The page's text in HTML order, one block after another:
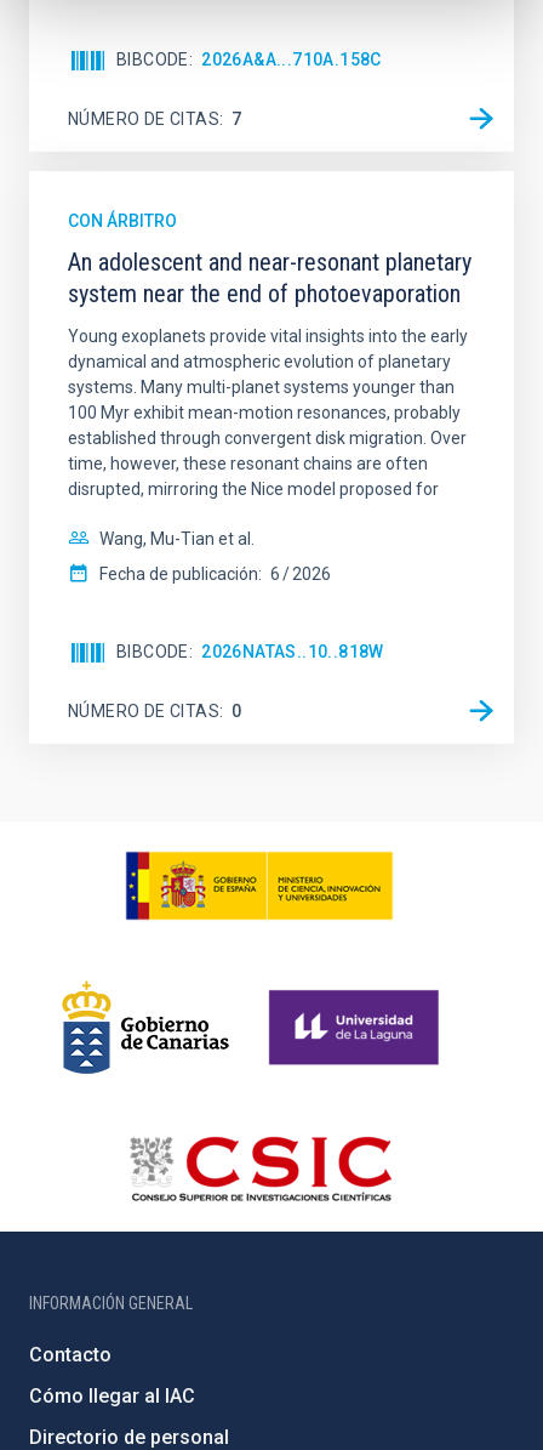
BIBCODE 2026A&A...710A.158C
NÚMERO DE CITAS 7
CON ÁRBITRO
An adolescent and near-resonant planetary
system near the end of photoevaporation
Young exoplanets provide vital insights into the early
dynamical and atmospheric evolution of planetary
systems. Many multi-planet systems younger than
100 Myr exhibit mean-motion resonances, probably
established through convergent disk migration. Over
time, however, these resonant chains are often
disrupted, mirroring the Nice model proposed for
Wang, Mu-Tian et al.
Fecha de publicación: 6 2026
BIBCODE 2026NATAS..10..818W
NÚMERO DE CITAS 0
INFORMACIÓN GENERAL
Contacto
Cómo llegar al IAC
Directorio de personal